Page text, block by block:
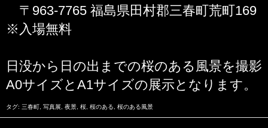
〒963-7765 福島県田村郡三春町荒町169
※入場無料
日没から日の出までの桜のある風景を撮影
A0サイズとA1サイズの展示となります。
タグ: 三春町 写真展 夜景 桜 桜のある 桜のある風景